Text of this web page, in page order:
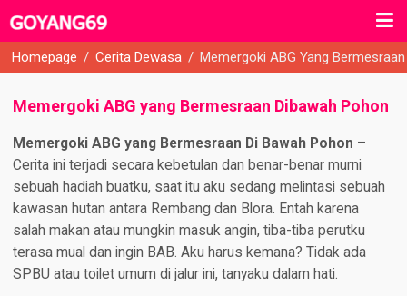
Homepage / Cerita Dewasa / Memergoki ABG Yang
Memergoki ABG yang Bermesraan Dibawah Pohon
Memergoki ABG yang Bermesraan Di Bawah Pohon –
Cerita ini terjadi secara kebetulan dan benar-benar murni
sebuah hadiah buatku, saat itu aku sedang melintasi sebuah
kawasan hutan antara Rembang dan Blora. Entah karena
salah makan atau mungkin masuk angin, tiba-tiba perutku
terasa mual dan ingin BAB. Aku harus kemana? Tidak ada
SPBU atau toilet umum di jalur ini, tanyaku dalam hati.